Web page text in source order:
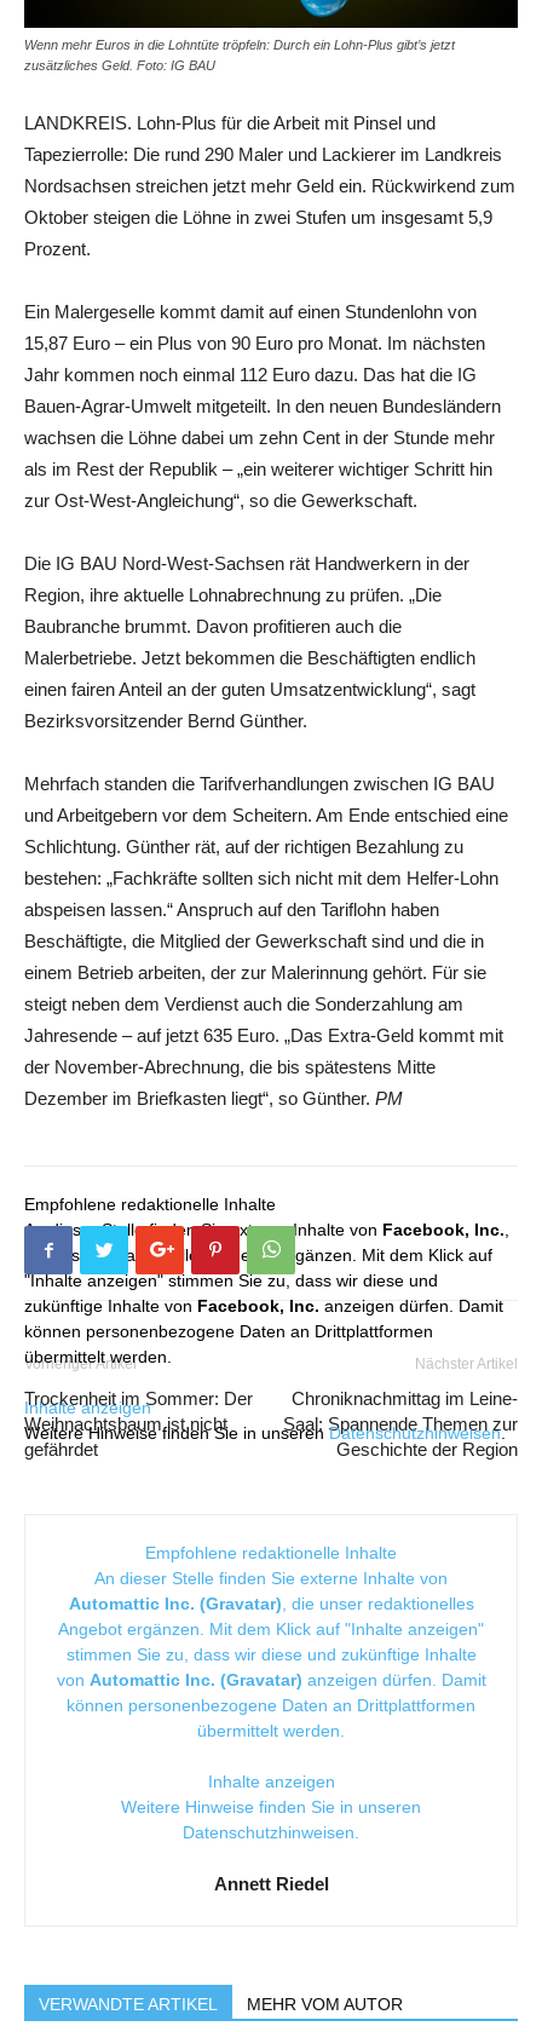
Wenn mehr Euros in die Lohntüte tröpfeln: Durch ein Lohn-Plus gibt’s jetzt
zusätzliches Geld. Foto: IG BAU
LANDKREIS. Lohn-Plus für die Arbeit mit Pinsel und
Tapezierrolle: Die rund 290 Maler und Lackierer im Landkreis
Nordsachsen streichen jetzt mehr Geld ein. Rückwirkend zum
Oktober steigen die Löhne in zwei Stufen um insgesamt 5,9
Prozent.
Ein Malergeselle kommt damit auf einen Stundenlohn von
15,87 Euro – ein Plus von 90 Euro pro Monat. Im nächsten
Jahr kommen noch einmal 112 Euro dazu. Das hat die IG
Bauen-Agrar-Umwelt mitgeteilt. In den neuen Bundesländern
wachsen die Löhne dabei um zehn Cent in der Stunde mehr
als im Rest der Republik – „ein weiterer wichtiger Schritt hin
zur Ost-West-Angleichung“, so die Gewerkschaft.
Die IG BAU Nord-West-Sachsen rät Handwerkern in der
Region, ihre aktuelle Lohnabrechnung zu prüfen. „Die
Baubranche brummt. Davon profitieren auch die
Malerbetriebe. Jetzt bekommen die Beschäftigten endlich
einen fairen Anteil an der guten Umsatzentwicklung“, sagt
Bezirksvorsitzender Bernd Günther.
Mehrfach standen die Tarifverhandlungen zwischen IG BAU
und Arbeitgebern vor dem Scheitern. Am Ende entschied eine
Schlichtung. Günther rät, auf der richtigen Bezahlung zu
bestehen: „Fachkräfte sollten sich nicht mit dem Helfer-Lohn
abspeisen lassen.“ Anspruch auf den Tariflohn haben
Beschäftigte, die Mitglied der Gewerkschaft sind und die in
einem Betrieb arbeiten, der zur Malerinnung gehört. Für sie
steigt neben dem Verdienst auch die Sonderzahlung am
Jahresende – auf jetzt 635 Euro. „Das Extra-Geld kommt mit
der November-Abrechnung, die bis spätestens Mitte
Dezember im Briefkasten liegt“, so Günther. PM
Empfohlene redaktionelle Inhalte
An dieser Stelle finden Sie externe Inhalte von Facebook, Inc.
die unser redaktionelles Angebot ergänzen. Mit dem Klick auf
"Inhalte anzeigen" stimmen Sie zu, dass wir diese und
zukünftige Inhalte von Facebook, Inc. anzeigen dürfen. Damit
können personenbezogene Daten an Drittplattformen
übermittelt werden.
Inhalte anzeigen
Weitere Hinweise finden Sie in unseren Datenschutzhinweisen.
Vorheriger Artikel
Trockenheit im Sommer: Der
Weihnachtsbaum ist nicht
gefährdet
Nächster Artikel
Chroniknachmittag im Leine-
Saal: Spannende Themen zur
Geschichte der Region
Empfohlene redaktionelle Inhalte
An dieser Stelle finden Sie externe Inhalte von
Automattic Inc. (Gravatar) , die unser redaktionelles
Angebot ergänzen. Mit dem Klick auf "Inhalte anzeigen"
stimmen Sie zu, dass wir diese und zukünftige Inhalte
von Automattic Inc. (Gravatar) anzeigen dürfen. Damit
können personenbezogene Daten an Drittplattformen
übermittelt werden.
Inhalte anzeigen
Weitere Hinweise finden Sie in unseren
Datenschutzhinweisen
Annett Riedel
VERWANDTE ARTIKEL MEHR VOM AUTOR